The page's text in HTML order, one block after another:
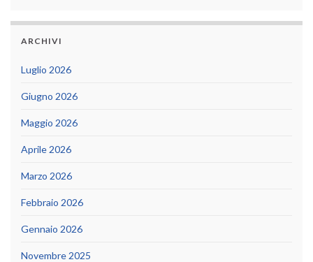
ARCHIVI
Luglio 2026
Giugno 2026
Maggio 2026
Aprile 2026
Marzo 2026
Febbraio 2026
Gennaio 2026
Novembre 2025